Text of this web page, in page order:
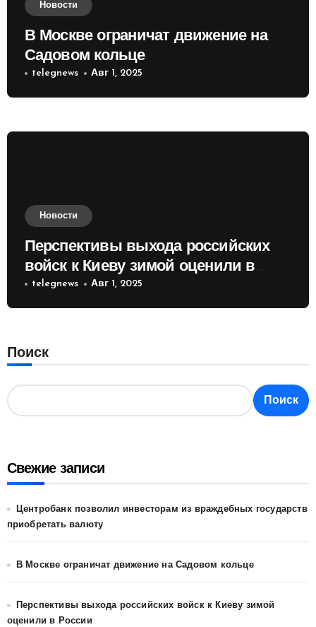
Новости
В Москве ограничат движение на
Садовом кольце
telegnews Авг 1, 2025
Новости
Перспективы выхода российских
войск к Киеву зимой оценили в
России
telegnews Авг 1, 2025
Поиск
Поиск
Свежие записи
Центробанк позволил инвесторам из враждебных государств
приобретать валюту
В Москве ограничат движение на Садовом кольце
Перспективы выхода российских войск к Киеву зимой
оценили в России